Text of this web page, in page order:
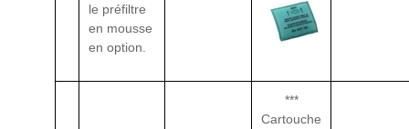
le préfiltre
en mousse
en option.
***
Cartouche